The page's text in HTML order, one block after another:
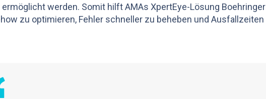
werden. Somit hilft AMAs XpertEye-Lösung Boehringer
zu optimieren, Fehler schneller zu beheben und Ausfallzeiten